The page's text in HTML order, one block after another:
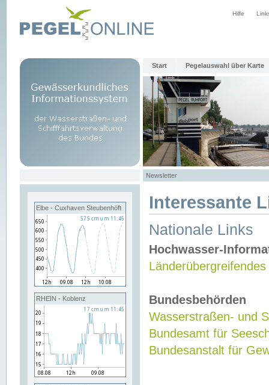
Hilfe
Start Pegelauswahl über Karte
Newsletter
Elbe - Cuxhaven Steubenhöft
RHEIN - Koblenz
Interessante
Nationale Links
Hochwasser-
Bundesbehörden
Wasserstraßen- und
Bundesamt für
Bundesanstalt für